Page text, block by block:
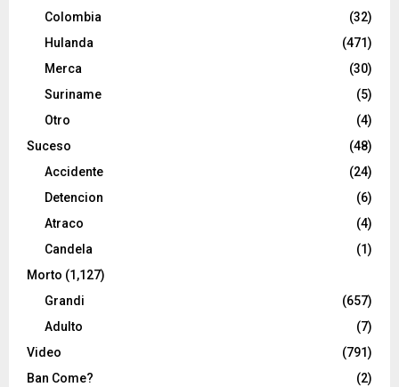
Colombia
(32)
Hulanda
(471)
Merca
(30)
Suriname
(5)
Otro
(4)
Suceso
(48)
Accidente
(24)
Detencion
(6)
Atraco
(4)
Candela
(1)
Morto (1,127)
Grandi
(657)
Adulto
(7)
Video
(791)
Ban Come?
(2)